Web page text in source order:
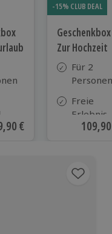
Preis
€
-15% CLUB DEAL
Geschenkbox
Zur Hochzeit
Für 2
Personen
Freie
Erlebnis-
Auswahl